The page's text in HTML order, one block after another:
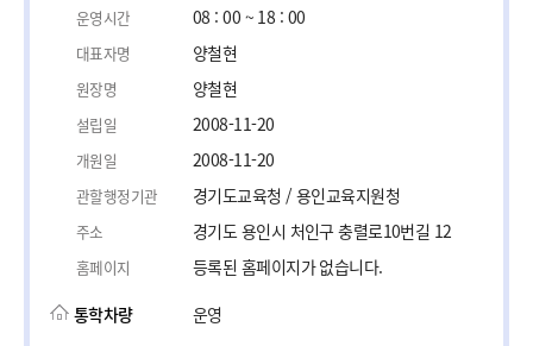
운영시간 08 : 00 ~ 18 : 00
대표자명 양철현
원장명 양철현
설립일 2008-11-20
개원일 2008-11-20
관할행정기관 경기도교육청 / 용인교육지원청
주소 경기도 용인시 처인구 충렬로10번길 12
홈페이지
등록된 홈페이지가 없습니다.
통학차량
운영